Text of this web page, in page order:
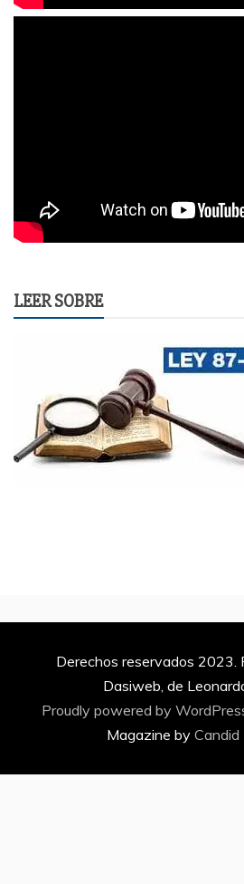
LEER SOBRE
Derechos reservados 2023.
Dasiweb, de
Proudly powered by
Magazine by Candid